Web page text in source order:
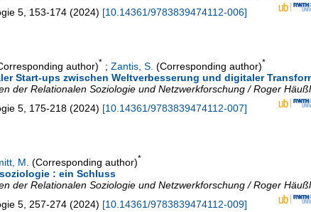
5, 153-174 (2024) [10.14361/9783839474112-006]
author)* ; Zantis, S. (Corresponding author)*
Start-ups zwischen Weltverbesserung und digitaler
der Relationalen Soziologie und Netzwerkforschung / Roger
5 175-218 (2024) [10.14361/9783839474112-007]
M. (Corresponding author)*
: ein Schluss
der Relationalen Soziologie und Netzwerkforschung / Roger
5 257-274 (2024) [10.14361/9783839474112-009]